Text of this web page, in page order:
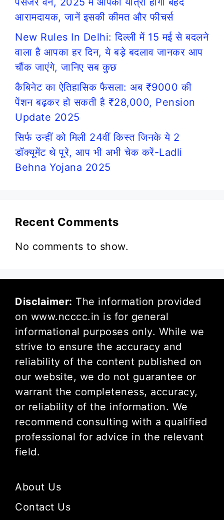
आरामदायक, जानें इसकी कीमत और फीचर्स
New Rules In Delhi: दिल्ली में 15 मई से बदलने
वाला है आपका हर दिन, ये बड़े बदलाव जानकर आप
चौंक जाएंगे, जानिए सब कुछ
कैबिनेट का ऐतिहासिक फैसला: अब ₹9000 की
पेंशन बढ़कर हो सकती है ₹28,000, Pension
Update 2025
सिर्फ उन्हीं को मिली 24वीं किस्त जिनके ये 2
डॉक्यूमेंट थे पूरे, आप भी अभी चेक करें-Ladli
Behna Yojana 2025
Recent Comments
No comments to show.
Disclaimer: The information provided
on www.ncccc.in is for general
informational purposes only. While we
strive to ensure the accuracy and
reliability of the content published on
our website, we do not guarantee or
warrant the completeness, accuracy,
or reliability of the information. We
recommend consulting with a qualified
professional for advice in the relevant
field.
About Us
Contact Us